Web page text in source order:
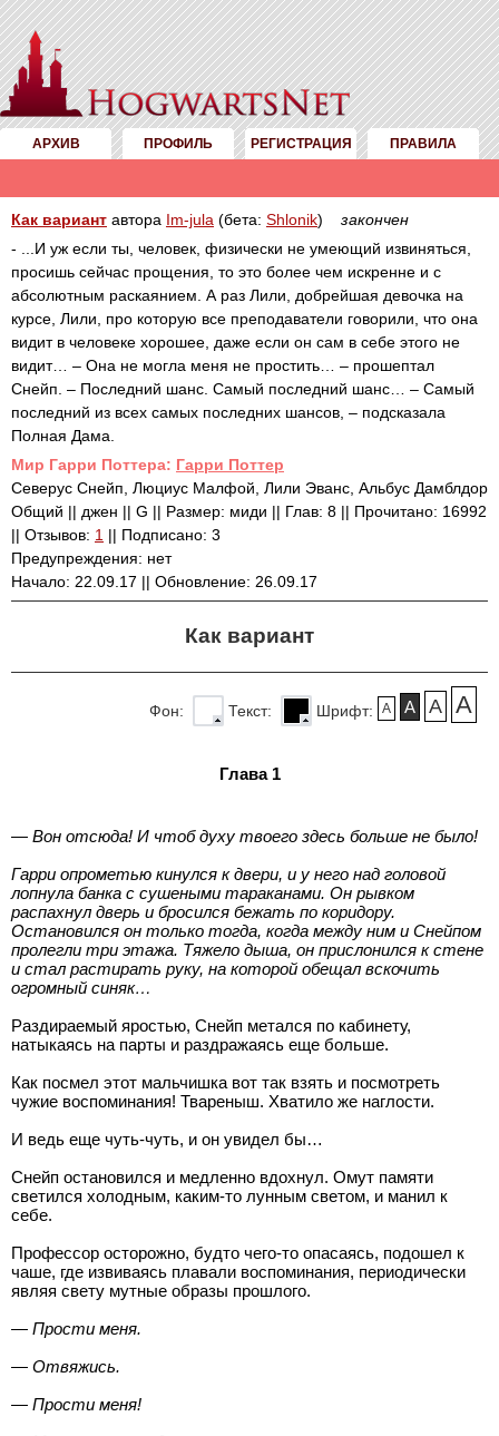
АРХИВ ПРОФИЛЬ РЕГИСТРАЦИЯ ПРАВИЛА
Как вариант автора Im-jula (бета: Shlonik) закончен
- ...И уж если ты, человек, физически не умеющий извиняться,
просишь сейчас прощения, то это более чем искренне и с
абсолютным раскаянием. А раз Лили, добрейшая девочка на
курсе, Лили, про которую все преподаватели говорили, что она
видит в человеке хорошее, даже если он сам в себе этого не
видит… – Она не могла меня не простить… – прошептал
Снейп. – Последний шанс. Самый последний шанс… – Самый
последний из всех самых последних шансов, – подсказала
Полная Дама.
Mир Гарри Поттера: Гарри Поттер
Северус Снейп, Люциус Малфой, Лили Эванс, Альбус Дамблдор
Общий || джен || G || Размер: миди || Глав: 8 || Прочитано: 16992
|| Отзывов: 1 || Подписано: 3
Предупреждения: нет
Начало: 22.09.17 || Обновление: 26.09.17
Как вариант
A A A A
Шрифт:
Текст:
Фон:
Глава 1
— Вон отсюда! И чтоб духу твоего здесь больше не было!
Гарри опрометью кинулся к двери, и у него над головой
лопнула банка с сушеными тараканами. Он рывком
распахнул дверь и бросился бежать по коридору.
Остановился он только тогда, когда между ним и Снейпом
пролегли три этажа. Тяжело дыша, он прислонился к стене
и стал растирать руку, на которой обещал вскочить
огромный синяк…
Раздираемый яростью, Снейп метался по кабинету,
натыкаясь на парты и раздражаясь еще больше.
Как посмел этот мальчишка вот так взять и посмотреть
чужие воспоминания! Твареныш. Хватило же наглости.
И ведь еще чуть-чуть, и он увидел бы…
Снейп остановился и медленно вдохнул. Омут памяти
светился холодным, каким-то лунным светом, и манил к
себе.
Профессор осторожно, будто чего-то опасаясь, подошел к
чаше, где извиваясь плавали воспоминания, периодически
являя свету мутные образы прошлого.
— Прости меня.
— Отвяжись.
— Прости меня!